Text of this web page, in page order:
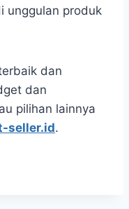
unggulan produk
dan
dan
pilihan lainnya
seller.id.